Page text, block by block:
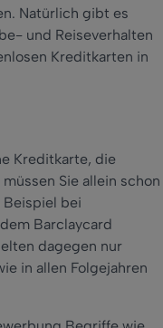
Natürlich gibt es
und Reiseverhalten
Kreditkarten in
Kreditkarte, die
Sie allein schon
Beispiel bei
Barclaycard
dagegen nur
in allen Folgejahren